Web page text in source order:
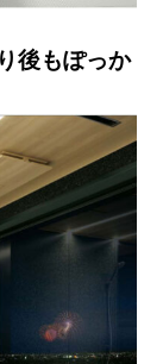
後もぽっか